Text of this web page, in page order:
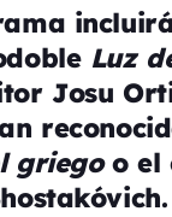
Luz
Josu
griegoo el